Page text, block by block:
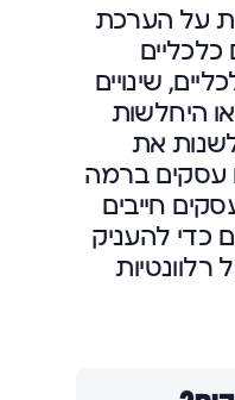
על הערכת
כלכליים
שינויים
היחלשות
את
עסקים ברמה
חייבים
כדי להעניק
רלוונטיות